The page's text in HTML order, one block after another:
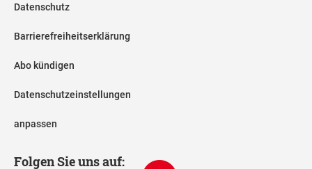
Datenschutz
Barrierefreiheitserklärung
Abo kündigen
Datenschutzeinstellungen
anpassen
Folgen Sie uns auf: